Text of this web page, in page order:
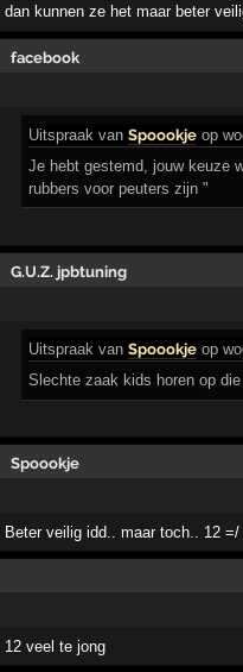
dan kunnen ze het maar beter
facebook
Uitspraak vanSpoookje op
Je hebt gestemd, jouw keuze
rubbers voor peuters zijn "
G.U.Z. jpbtuning
Uitspraak vanSpoookje op
Slechte zaak kids horen op
Spoookje
Beter veilig idd.. maar toch.. 12 =/
12 veel te jong